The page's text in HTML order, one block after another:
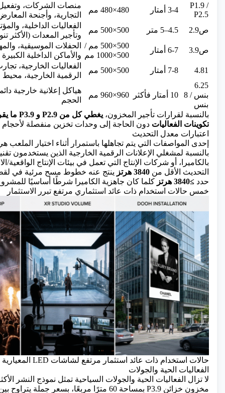
P1.9 /
P2.5
3-4 أمتار 480×480 مم
منصات الشركات،
التجارية، وأجنحة
ص2.9
4.5–5 متر 500×500 مم
الفعاليات الداخلية،
وتأجير المعدات (الأكثر
ص3.9
6-7 أمتار
500×500 مم /
500×1000 مم
الحفلات الموسيقية،
والأماكن الداخلية الكبيرة
4.81
7-8 أمتار 500×500 مم
الفعاليات الخارجية،
الرقمية الخارجية،
6.25
بنس / 8
بنس
10 أمتار فأكثر 960×960 مم
هياكل إعلانية خارجية
الحجم
بالنسبة لقرارات تأجير المخزون،
تكوينات الفعاليات دون الحاجة إلى وحدات تخزين منفصلة لأحجام
اعتبارات معدل التحديث
إحدى المواصفات التي يتم تجاهلها باستمرار أثناء اختيار
بالنسبة لمشغلي الإعلانات الرقمية الخارجية الذين يستخدمون
بالكاميرا، أو شركات الإنتاج التي تعمل في بيئات الإنتاج
التحديث الأقل من 3840 هرتز
ينتج عنه خطوط مسح مرئية في
حدد ≥3840 هرتز
كلما كان جاهزية الكاميرا شرطًا أساسيًا
خمس حالات استخدام ذات عائد استثماري مرتفع تبرر الاستثمار
حالات استخدام ذات عائد استثمار مرتفع لشاشات LED المعيارية
الفعاليات الحية والجولات
لا تزال الفعاليات الحية والجولات السياحية تمثل نموذج النشر